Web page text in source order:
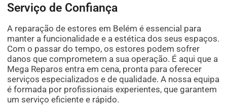
Serviço de Confiança
A reparação de estores em Belém é essencial para
manter a funcionalidade e a estética dos seus espaços.
Com o passar do tempo, os estores podem sofrer
danos que comprometem a sua operação. É aqui que a
Mega Reparos entra em cena, pronta para oferecer
serviços especializados e de qualidade. A nossa equipa
é formada por profissionais experientes, que garantem
um serviço eficiente e rápido.